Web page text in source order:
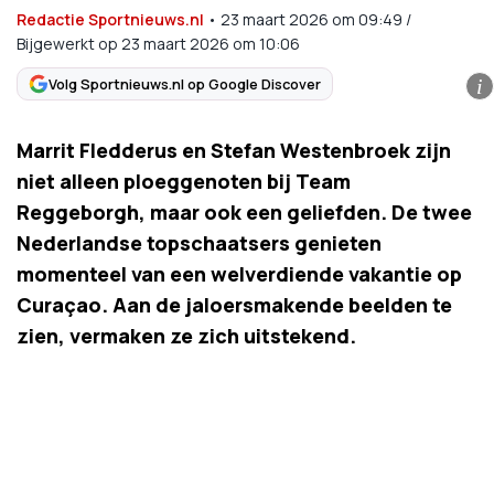
Redactie Sportnieuws.nl • 23 maart 2026 om 09:49 /
Bijgewerkt op 23 maart 2026 om 10:06
Volg Sportnieuws.nl op Google Discover i
Marrit Fledderus en Stefan Westenbroek zijn
niet alleen ploeggenoten bij Team
Reggeborgh, maar ook een geliefden. De twee
Nederlandse topschaatsers genieten
momenteel van een welverdiende vakantie op
Curaçao. Aan de jaloersmakende beelden te
zien, vermaken ze zich uitstekend.